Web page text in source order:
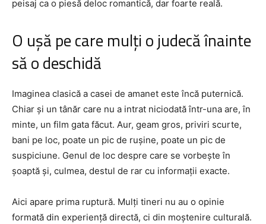
peisaj ca o piesă deloc romantică, dar foarte reală.
O ușă pe care mulți o judecă înainte
să o deschidă
Imaginea clasică a casei de amanet este încă puternică.
Chiar și un tânăr care nu a intrat niciodată într-una are, în
minte, un film gata făcut. Aur, geam gros, priviri scurte,
bani pe loc, poate un pic de rușine, poate un pic de
suspiciune. Genul de loc despre care se vorbește în
șoaptă și, culmea, destul de rar cu informații exacte.
Aici apare prima ruptură. Mulți tineri nu au o opinie
formată din experiență directă, ci din moștenire culturală.